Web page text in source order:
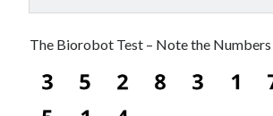
The Biorobot Test – Note the Numbers